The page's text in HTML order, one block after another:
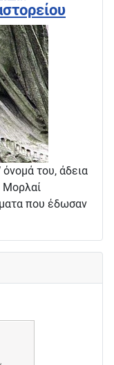
όνομά του, άδεια
Μορλαί
που έδωσαν